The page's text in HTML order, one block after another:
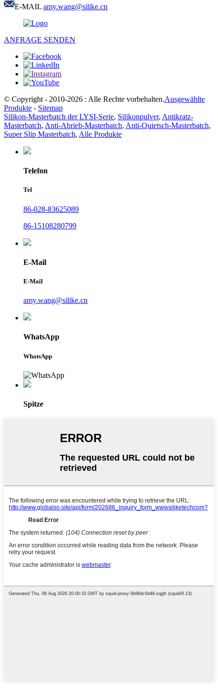
E-MAIL amy.wang@silike.cn
ANFRAGE SENDEN
© Copyright - 2010-2026 : Alle Rechte vorbehalten.Ausgewählte
Produkte - Sitemap
Silikon-Masterbatch der LYSI-Serie, Silikonpulver, Antikratz-
Masterbatch, Anti-Abrieb-Masterbatch, Anti-Quietsch-Masterbatch,
Super Slip Masterbatch, Alle Produkte
Telefon
Tel
86-028-83625089
86-15108280799
E-Mail
E-Mail
amy.wang@silike.cn
WhatsApp
WhatsApp
Spitze